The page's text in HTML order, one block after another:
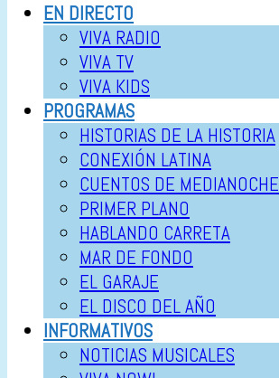
EN DIRECTO
VIVA RADIO
VIVA TV
VIVA KIDS
PROGRAMAS
HISTORIAS DE LA HISTORIA
CONEXIÓN LATINA
CUENTOS DE MEDIANOCHE
PRIMER PLANO
HABLANDO CARRETA
MAR DE FONDO
EL GARAJE
EL DISCO DEL AÑO
INFORMATIVOS
NOTICIAS MUSICALES